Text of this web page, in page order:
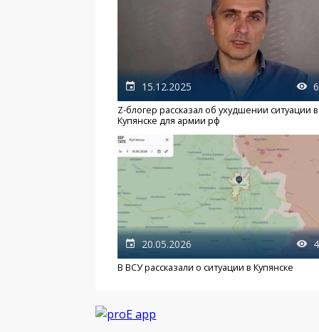
15.12.2025
Z-блогер рассказал об ухудшении ситуации в
Купянске для армии рф
20.05.2026
В ВСУ рассказали о ситуации в Купянске